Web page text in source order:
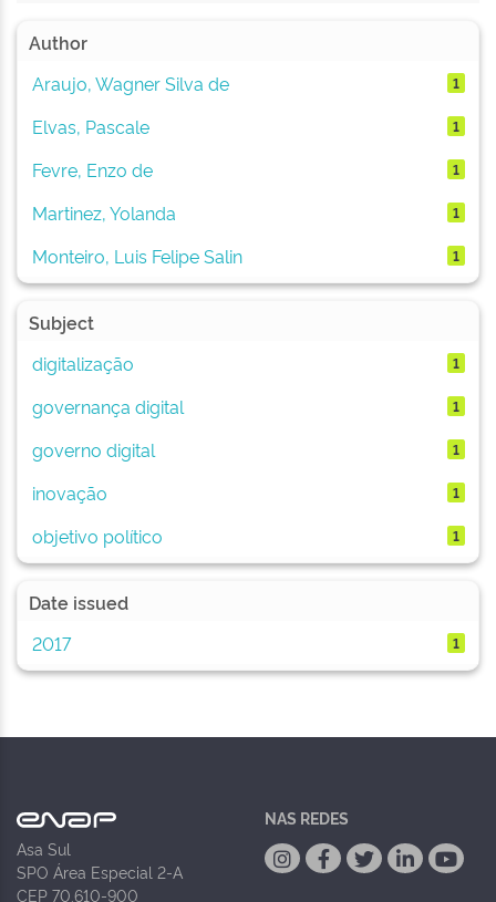
Author
Araujo, Wagner Silva de
1
Elvas, Pascale 1
Fevre, Enzo de 1
Martinez, Yolanda 1
Monteiro, Luis Felipe Salin 1
Subject
digitalização
1
governança digital 1
governo digital 1
inovação 1
objetivo político 1
Date issued
2017
1
Asa Sul
SPO Área Especial 2-A
CEP 70.610-900
NAS REDES